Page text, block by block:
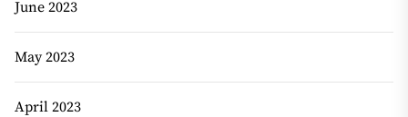
June 2023
May 2023
April 2023